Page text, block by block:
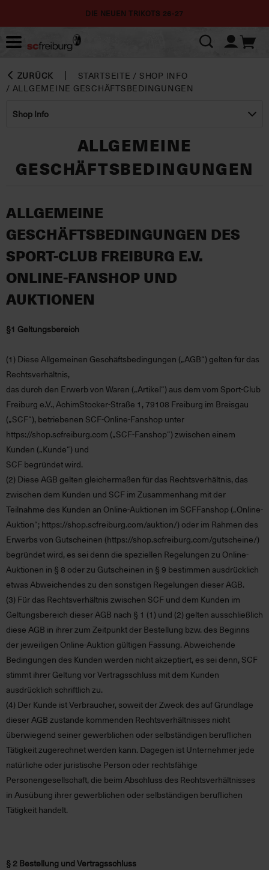
DIE NEUEN TRIKOTS 26-27
ZURÜCK STARTSEITE / SHOP INFO
/ ALLGEMEINE GESCHÄFTSBEDINGUNGEN
Shop Info
ALLGEMEINE
GESCHÄFTSBEDINGUNGEN
ALLGEMEINE
GESCHÄFTSBEDINGUNGEN DES
SPORT-CLUB FREIBURG E.V.
ONLINE-FANSHOP UND
AUKTIONEN
§1 Geltungsbereich
(1) Diese Allgemeinen Geschäftsbedingungen („AGB“) gelten für das
Rechtsverhältnis,
das durch den Erwerb von Waren („Artikel“)aus dem vom Sport-Club
Freiburg e.V., AchimStocker-Straße 1, 79108 Freiburg im Breisgau
(„SCF“), betriebenen SCF-Online-Fanshop unter
https://shop.scfreiburg.com („SCF-Fanshop“) zwischen einem
Kunden („Kunde“) und
SCF begründet wird.
(2) Diese AGB gelten gleichermaßen für das Rechtsverhältnis, das
zwischen dem Kunden und SCF im Zusammenhang mit der
Teilnahme des Kunden an Online-Auktionen im SCFFanshop („Online-
Auktion“; https://shop.scfreiburg.com/auktion/) oder im Rahmen des
Erwerbs von Gutscheinen (https://shop.scfreiburg.com/gutscheine/)
begründet wird, es sei denn die speziellen Regelungen zu Online-
Auktionen in § 8 oder zu Gutscheinen in § 9 bestimmen ausdrücklich
etwas Abweichendes zu den sonstigen Regelungen dieser AGB.
(3) Für das Rechtsverhältnis zwischen SCF und dem Kunden im
Geltungsbereich dieser AGB nach § 1 (1) und (2) gelten ausschließlich
diese AGB in ihrer zum Zeitpunkt der Bestellung bzw. des Beginns
der jeweiligen Online-Auktion gültigen Fassung. Abweichende
Bedingungen des Kunden werden nicht akzeptiert, es sei denn, SCF
stimmt ihrer Geltung vor Vertragsschluss mit dem Kunden
ausdrücklich schriftlich zu.
(4) Der Kunde ist Verbraucher, soweit der Zweck des auf Grundlage
dieser AGB zustande kommenden Rechtsverhältnisses nicht
überwiegend seiner gewerblichen oder selbständigen beruflichen
Tätigkeit zugerechnet werden kann. Dagegen ist Unternehmer jede
natürliche oder juristische Person oder rechtsfähige
Personengesellschaft, die beim Abschluss des Rechtsverhältnisses
in Ausübung ihrer gewerblichen oder selbständigen beruflichen
Tätigkeit handelt.
§ 2 Bestellung und Vertragsschluss